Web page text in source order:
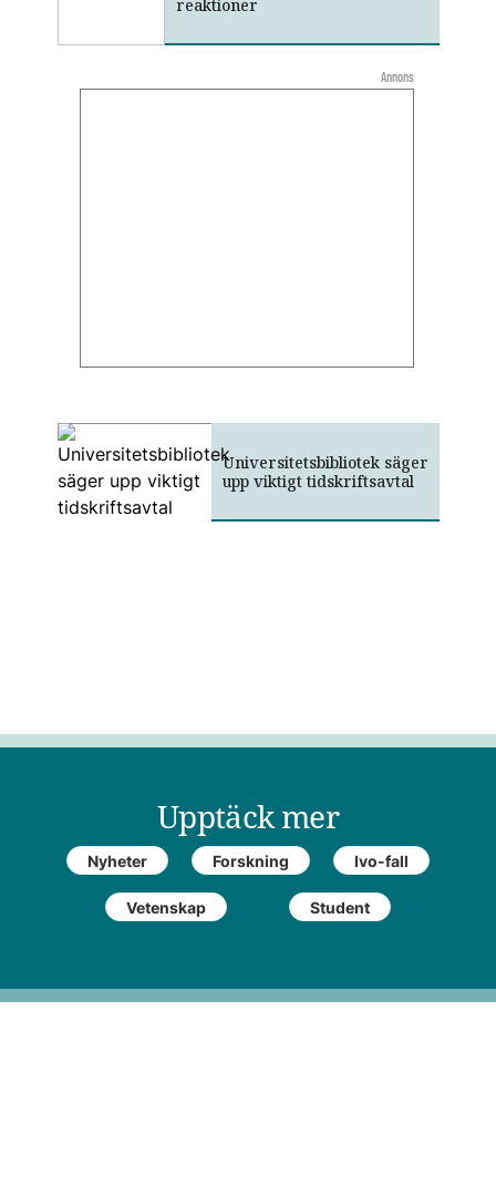
reaktioner
Universitetsbibliotek säger
upp viktigt tidskriftsavtal
Upptäck mer
Nyheter Forskning Ivo-fall
Vetenskap Student
Annons